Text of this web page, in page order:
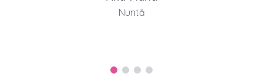
Jenny